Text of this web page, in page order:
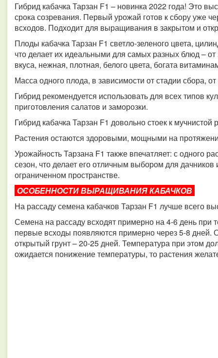
Гибрид кабачка Тарзан F1 – новинка 2022 года! Это
срока созревания. Первый урожай готов к сбору уже
всходов. Подходит для выращивания в закрытом и
Плоды кабачка Тарзан F1 светло-зеленого цвета,
что делает их идеальными для самых разных блюд –
вкуса, нежная, плотная, белого цвета, богата
Масса одного плода, в зависимости от стадии сбора, от
Гибрид рекомендуется использовать для всех типов
приготовления салатов и заморозки.
Гибрид кабачка Тарзан F1 довольно стоек к
Растения остаются здоровыми, мощными на
Урожайность Тарзана F1 также впечатляет: с одного
сезон, что делает его отличным выбором для
ограниченном пространстве.
ОСОБЕННОСТИ ВЫРАЩИВАНИЯ КАБАЧКОВ
На рассаду семена кабачков Тарзан F1 лучше всего
Семена на рассаду всходят примерно на 4-6 день при
первые всходы появляются примерно через 5-8 дней.
открытый грунт – 20-25 дней. Температура при этом
ожидается понижение температуры, то растения